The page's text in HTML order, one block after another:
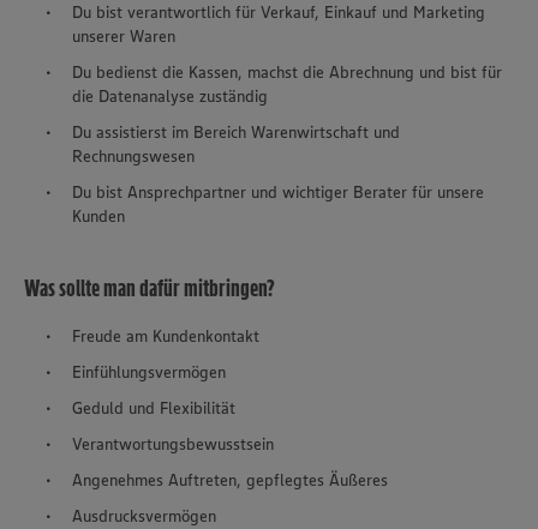
Du bist verantwortlich für Verkauf, Einkauf und Marketing
unserer Waren
Du bedienst die Kassen, machst die Abrechnung und bist für
die Datenanalyse zuständig
Du assistierst im Bereich Warenwirtschaft und
Rechnungswesen
Du bist Ansprechpartner und wichtiger Berater für unsere
Kunden
Was sollte man dafür mitbringen?
Freude am Kundenkontakt
Einfühlungsvermögen
Geduld und Flexibilität
Verantwortungsbewusstsein
Angenehmes Auftreten, gepflegtes Äußeres
Ausdrucksvermögen